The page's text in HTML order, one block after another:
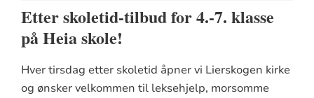
Etter skoletid-tilbud for 4.-7. klasse
på Heia skole!
Hver tirsdag etter skoletid åpner vi Lierskogen kirke
og ønsker velkommen til leksehjelp, morsomme